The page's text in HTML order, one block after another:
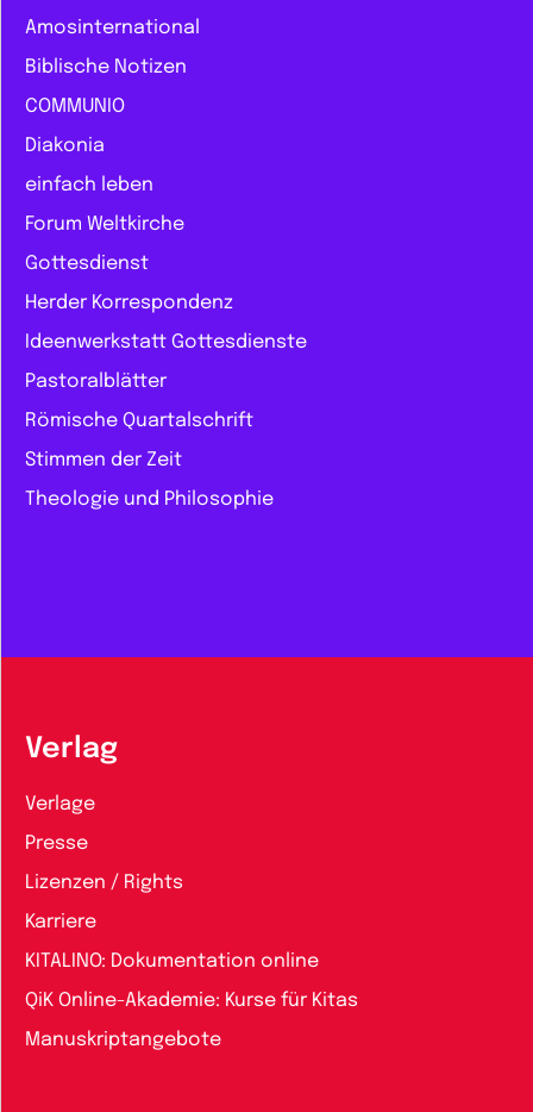
Amosinternational
Biblische Notizen
COMMUNIO
Diakonia
einfach leben
Forum Weltkirche
Gottesdienst
Herder Korrespondenz
Ideenwerkstatt Gottesdienste
Pastoralblätter
Römische Quartalschrift
Stimmen der Zeit
Theologie und Philosophie
Verlag
Verlage
Presse
Lizenzen / Rights
Karriere
KITALINO: Dokumentation online
QiK Online-Akademie: Kurse für Kitas
Manuskriptangebote